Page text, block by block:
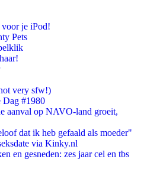
je iPod!
Pets
very sfw!)
Dag #1980
aanval op NAVO-land groeit,
dat ik heb gefaald als moeder"
via Kinky.nl
en gesneden: zes jaar cel en tbs